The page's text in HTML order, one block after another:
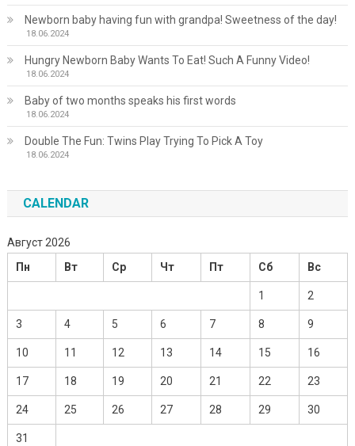
Newborn baby having fun with grandpa! Sweetness of the day!
18.06.2024
Hungry Newborn Baby Wants To Eat! Such A Funny Video!
18.06.2024
Baby of two months speaks his first words
18.06.2024
Double The Fun: Twins Play Trying To Pick A Toy
18.06.2024
CALENDAR
Август 2026
Пн
Вт Ср Чт Пт Сб Вс
1 2
3 4 5 6 7 8 9
10 11 12 13 14 15 16
17 18 19 20 21 22 23
24 25 26 27 28 29 30
31